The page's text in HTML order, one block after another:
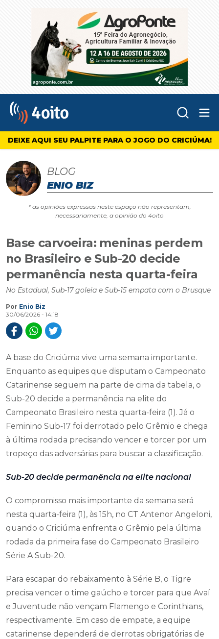
4oito
DEIXE AQUI SEU PALPITE PARA O JOGO DO CRICIÚMA!
BLOG
ENIO BIZ
* as opiniões expressas neste espaço não representam,
necessariamente, a opinião do 4oito
Base carvoeira: meninas perdem
no Brasileiro e Sub-20 decide
permanência nesta quarta-feira
No Estadual, Sub-17 goleia e Sub-15 empata com o Brusque
Por Enio Biz
30/06/2026 - 14:18
A base do Criciúma vive uma semana importante.
Enquanto as equipes que disputam o Campeonato
Catarinense seguem na parte de cima da tabela, o
Sub-20 decide a permanência na elite do
Campeonato Brasileiro nesta quarta-feira (1). Já o
Feminino Sub-17 foi derrotado pelo Grêmio e chega
à última rodada precisando vencer e torcer por um
tropeço das adversárias para buscar a classificação.
Sub-20 decide permanência na elite nacional
O compromisso mais importante da semana será
nesta quarta-feira (1), às 15h, no CT Antenor Angeloni,
quando o Criciúma enfrenta o Grêmio pela última
rodada da primeira fase do Campeonato Brasileiro
Série A Sub-20.
Para escapar do rebaixamento à Série B, o Tigre
precisa vencer o time gaúcho e torcer para que Avaí
e Juventude não vençam Flamengo e Corinthians,
respectivamente. Em caso de empate, a equipe
catarinense dependerá de derrotas obrigatórias de